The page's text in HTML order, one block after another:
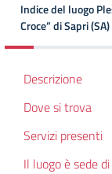
Indice del luogo
Croce” di Sapri (SA)
Descrizione
Dove si trova
Servizi presenti
Il luogo è sede di